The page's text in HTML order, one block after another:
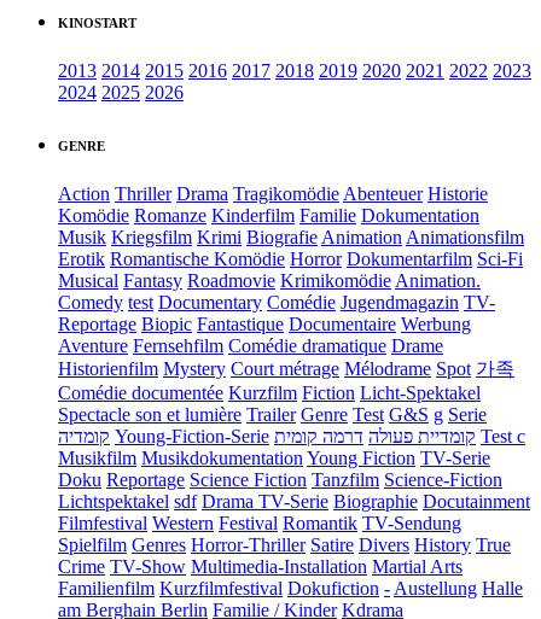
KINOSTART
2013 2014 2015 2016 2017 2018 2019 2020 2021 2022 2023
2024 2025 2026
GENRE
Action Thriller Drama Tragikomödie Abenteuer Historie
Komödie Romanze Kinderfilm Familie Dokumentation
Musik Kriegsfilm Krimi Biografie Animation Animationsfilm
Erotik Romantische Komödie Horror Dokumentarfilm Sci-Fi
Musical Fantasy Roadmovie Krimikomödie Animation.
Comedy test Documentary Comédie Jugendmagazin TV-
Reportage Biopic Fantastique Documentaire Werbung
Aventure Fernsehfilm Comédie dramatique Drame
Historienfilm Mystery Court métrage Mélodrame Spot 가족
Comédie documentée Kurzfilm Fiction Licht-Spektakel
Spectacle son et lumière Trailer Genre Test G&S g Serie
קומדיה Young-Fiction-Serie קומדיית פעולה דרמה קומית
Test c
Musikfilm Musikdokumentation Young Fiction TV-Serie
Doku Reportage Science Fiction Tanzfilm Science-Fiction
Lichtspektakel sdf Drama TV-Serie Biographie Docutainment
Filmfestival Western Festival Romantik TV-Sendung
Spielfilm Genres Horror-Thriller Satire Divers History True
Crime TV-Show Multimedia-Installation Martial Arts
Familienfilm Kurzfilmfestival Dokufiction - Austellung Halle
am Berghain Berlin Familie / Kinder Kdrama